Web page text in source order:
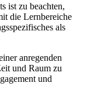
ist zu beachten,
die Lernbereiche
als
anregenden
und Raum zu
und